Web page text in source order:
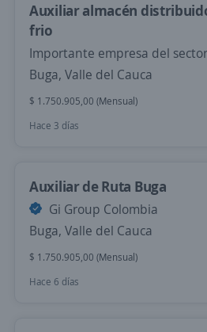
Auxiliar almacén
frio
Importante empresa del sector
Buga, Valle del Cauca
$ 1.750.905,00 (Mensual)
Hace 3 días
Auxiliar de Ruta Buga
Gi Group Colombia
Buga, Valle del Cauca
$ 1.750.905,00 (Mensual)
Hace 6 días